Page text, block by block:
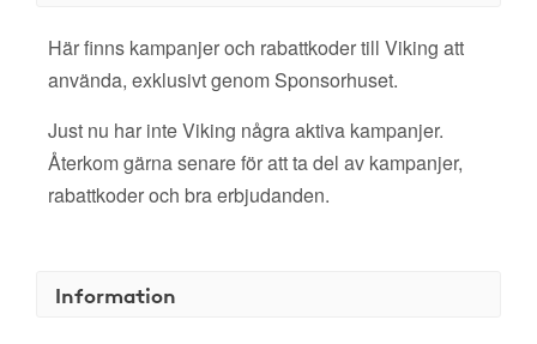
Här finns kampanjer och rabattkoder till Viking att
använda, exklusivt genom Sponsorhuset.
Just nu har inte Viking några aktiva kampanjer.
Återkom gärna senare för att ta del av kampanjer,
rabattkoder och bra erbjudanden.
Information